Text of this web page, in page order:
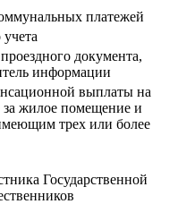
платежей
документа,
информации
выплаты на
за жилое помещение и
трех или более
Государственной